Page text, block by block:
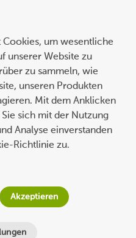
Digitalisierung –
geht es nicht
2023
um wesentliche
unserer Website zu
zu sammeln, wie
unseren Produkten
Mit dem Anklicken
sich mit der Nutzung
Analyse einverstanden
Richtlinie zu.
Akzeptieren